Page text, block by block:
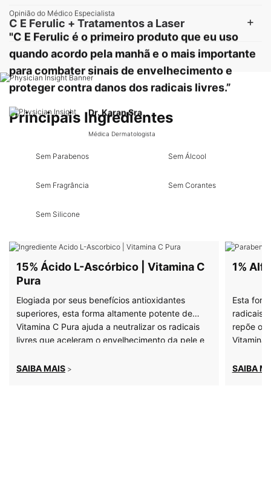
C E Ferulic + Tratamentos a Laser
PDP Product Hero Banner
Opinião do Médico Especialista
"C E Ferulic é o primeiro produto que eu uso
quando acordo pela manhã e o mais importante
para combater sinais de envelhecimento e
proteger contra danos dos radicais livres.”
Dr. Karan Sra
Médica Dermatologista
PDP Product Ingredients Section
Principais Ingredientes
Sem Parabenos Sem Álcool
Sem Fragrância Sem Corantes
Sem Silicone
15% Ácido L-Ascórbico | Vitamina C
Pura
Elogiada por seus benefícios antioxidantes
superiores, esta forma altamente potente de
Vitamina C Pura ajuda a neutralizar os radicais
livres que aceleram o envelhecimento da pele e
mesmo tempo em que fornece benefícios
SAIBA MAIS >
1%
Esta
radicais
repõe os
Vitamina
SAIBA